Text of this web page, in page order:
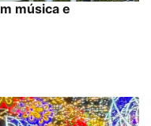
música e